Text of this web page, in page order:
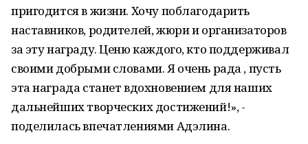
пригодится в жизни. Хочу поблагодарить
наставников, родителей, жюри и организаторов
за эту награду. Ценю каждого, кто поддерживал
своими добрыми словами. Я очень рада , пусть
эта награда станет вдохновением для наших
дальнейших творческих достижений!», -
поделилась впечатлениями Адэлина.